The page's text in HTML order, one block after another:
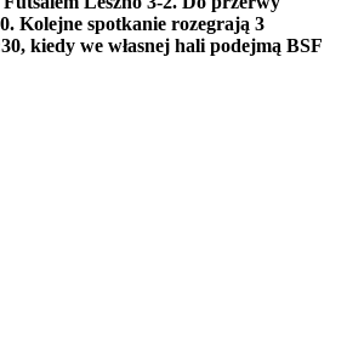
Kolejne spotkanie rozegrają 3
kiedy we własnej hali podejmą BSF